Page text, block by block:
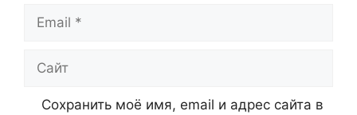
Email
Сайт
Сохранить моё имя, email и адрес сайта в